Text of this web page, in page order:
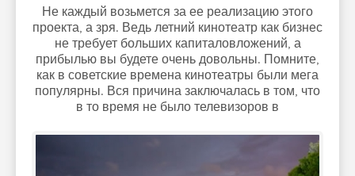
Не каждый возьмется за ее реализацию этого
проекта, а зря. Ведь летний кинотеатр как бизнес
не требует больших капиталовложений, а
прибылью вы будете очень довольны. Помните,
как в советские времена кинотеатры были мега
популярны. Вся причина заключалась в том, что
в то время не было телевизоров в